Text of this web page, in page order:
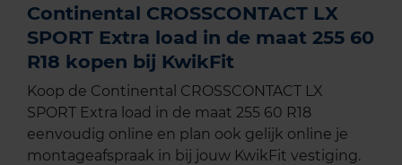
Continental CROSSCONTACT LX
SPORT Extra load in de maat 255 60
R18 kopen bij KwikFit
Koop de Continental CROSSCONTACT LX
SPORT Extra load in de maat 255 60 R18
eenvoudig online en plan ook gelijk online je
montageafspraak in bij jouw KwikFit vestiging.